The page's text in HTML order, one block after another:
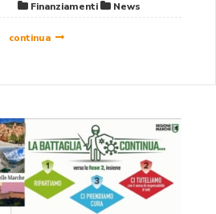
Finanziamenti News
continua